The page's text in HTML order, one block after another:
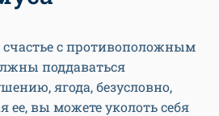
счастье с противоположным
поддаваться
ягода, безусловно,
ее, вы можете уколоть себя